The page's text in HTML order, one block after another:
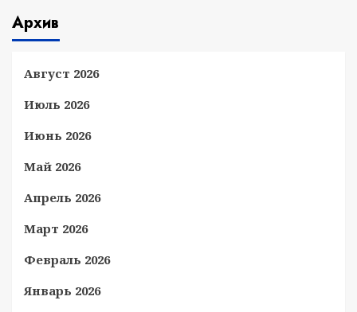
Архив
Август 2026
Июль 2026
Июнь 2026
Май 2026
Апрель 2026
Март 2026
Февраль 2026
Январь 2026